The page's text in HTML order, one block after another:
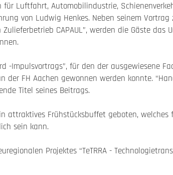
Luftfahrt, Automobilindustrie,
von Ludwig Henkes. Neben seinem Vortrag
CAPAUL”, werden die Gäste das
-Impulsvortrags”, für den der ausgewiesene
der FH Aachen gewonnen werden konnte.
Titel seines Beitrags.
attraktives Frühstücksbuffet geboten,
sein kann.
Projektes “TeTRRA -